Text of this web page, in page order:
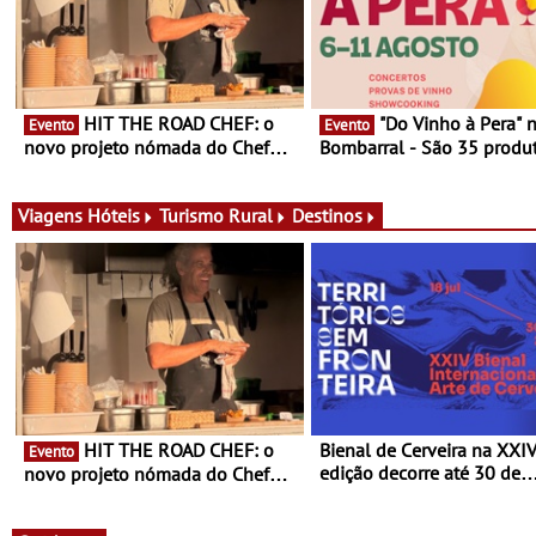
Evento
novo projeto nómada do Chef
que percorre Portugal
Evento
Bombarral - São 35
Viagens Hóteis Turismo Rural Destinos
Evento
novo projeto nómada do Chef
Bienal de Cerveira na XXIV
edição decorre até 30 de